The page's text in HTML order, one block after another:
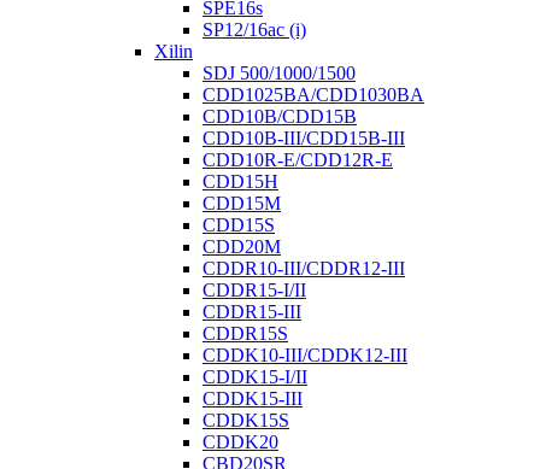
SPE16s
SP12/16ac (i)
Xilin
SDJ 500/1000/1500
CDD1025BA/CDD1030BA
CDD10B/CDD15B
CDD10B-III/CDD15B-III
CDD10R-E/CDD12R-E
CDD15H
CDD15M
CDD15S
CDD20M
CDDR10-III/CDDR12-III
CDDR15-I/II
CDDR15-III
CDDR15S
CDDK10-III/CDDK12-III
CDDK15-I/II
CDDK15-III
CDDK15S
CDDK20
CBD20SR